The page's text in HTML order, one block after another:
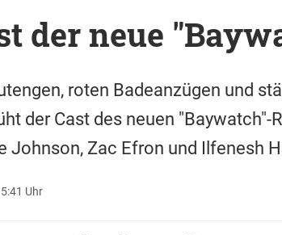
der neue
roten Badeanzügen und
der Cast des neuen "Baywatch"-
Johnson, Zac Efron und Ilfenesh
Uhr